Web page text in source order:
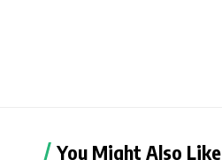
You Might Also Like